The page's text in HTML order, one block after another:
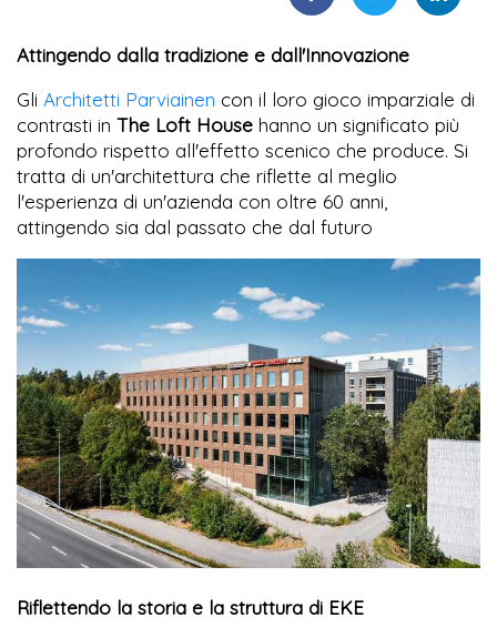
Attingendo dalla tradizione e dall'Innovazione
Gli Architetti Parviainen con il loro gioco imparziale di
contrasti in The Loft House hanno un significato più
profondo rispetto all'effetto scenico che produce. Si
tratta di un'architettura che riflette al meglio
l'esperienza di un'azienda con oltre 60 anni,
attingendo sia dal passato che dal futuro
Riflettendo la storia e la struttura di EKE